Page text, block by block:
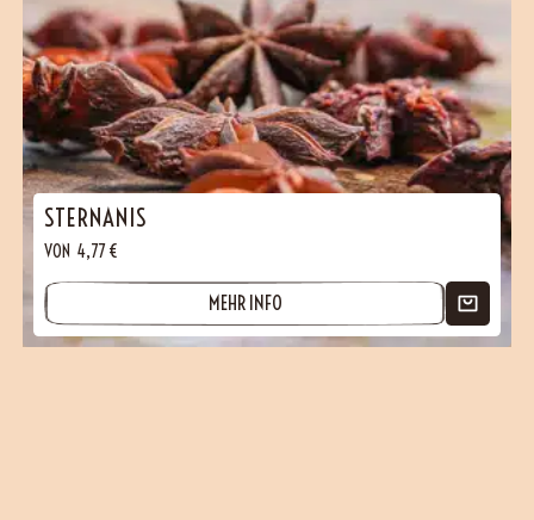
STERNANIS
VON 4,77€
MEHR INFO